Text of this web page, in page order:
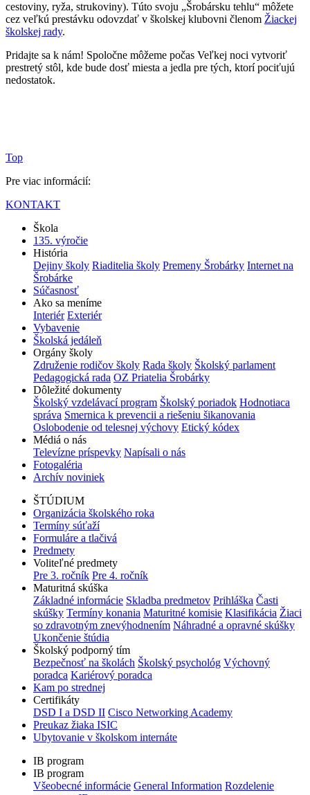
cestoviny, ryža, strukoviny). Túto svoju „Šrobársku tehlu“ môžete
cez veľkú prestávku odovzdať v školskej klubovni členom Žiackej
školskej rady.
Pridajte sa k nám! Spoločne môžeme počas Veľkej noci vytvoriť
prestretý stôl, kde bude dosť miesta a jedla pre tých, ktorí pociťujú
nedostatok.
Top
Pre viac informácií:
KONTAKT
Škola
135. výročie
História
Dejiny školy Riaditelia školy Premeny Šrobárky Internet na
Šrobárke
Súčasnosť
Ako sa meníme
Interiér Exteriér
Vybavenie
Školská jedáleň
Orgány školy
Združenie rodičov školy Rada školy Školský parlament
Pedagogická rada OZ Priatelia Šrobárky
Dôležité dokumenty
Školský vzdelávací program Školský poriadok Hodnotiaca
správa Smernica k prevencii a riešeniu šikanovania
Oslobodenie od telesnej výchovy Etický kódex
Médiá o nás
Televízne príspevky Napísali o nás
Fotogaléria
Archív noviniek
ŠTÚDIUM
Organizácia školského roka
Termíny súťaží
Formuláre a tlačivá
Predmety
Voliteľné predmety
Pre 3. ročník Pre 4. ročník
Maturitná skúška
Základné informácie Skladba predmetov Prihláška Časti
skúšky Termíny konania Maturitné komisie Klasifikácia Žiaci
so zdravotným znevýhodnením Náhradné a opravné skúšky
Ukončenie štúdia
Školský podporný tím
Bezpečnosť na školách Školský psychológ Výchovný
poradca Kariérový poradca
Kam po strednej
Certifikáty
DSD I a DSD II Cisco Networking Academy
Preukaz žiaka ISIC
Ubytovanie v školskom internáte
IB program
IB program
Všeobecné informácie General Information Rozdelenie